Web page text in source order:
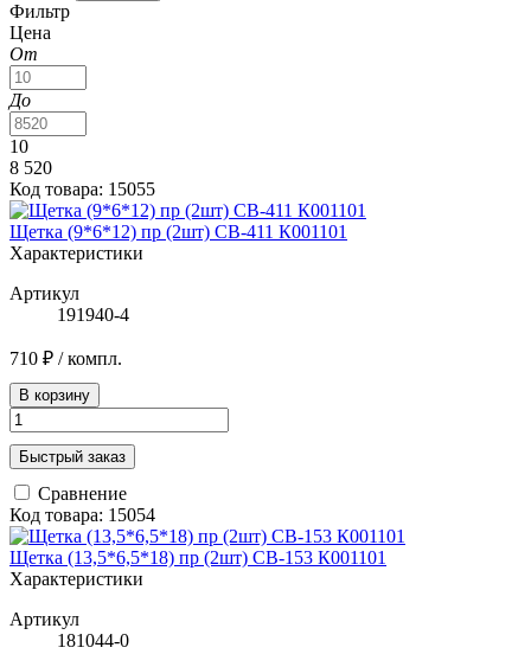
Фильтр
Цена
От
До
10
8 520
Код товара: 15055
Щетка (9*6*12) пр (2шт) CB-411 К001101
Характеристики
Артикул
191940-4
710 ₽ / компл.
В корзину
Быстрый заказ
Сравнение
Код товара: 15054
Щетка (13,5*6,5*18) пр (2шт) CB-153 К001101
Характеристики
Артикул
181044-0